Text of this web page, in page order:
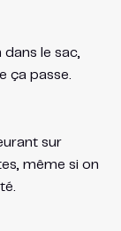
le sac,
ça passe.
sur
même si on